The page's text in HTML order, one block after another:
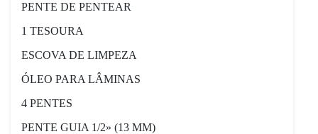
PENTE DE PENTEAR
1 TESOURA
ESCOVA DE LIMPEZA
ÓLEO PARA LÂMINAS
4 PENTES
PENTE GUIA 1/2» (13 MM)